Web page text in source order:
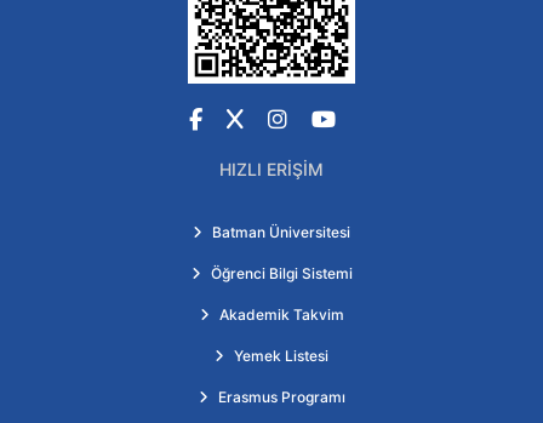
Facebook
X Instagram
YouTube
HIZLI ERIŞIM
Batman Üniversitesi
Öğrenci Bilgi Sistemi
Akademik Takvim
Yemek Listesi
Erasmus Programı